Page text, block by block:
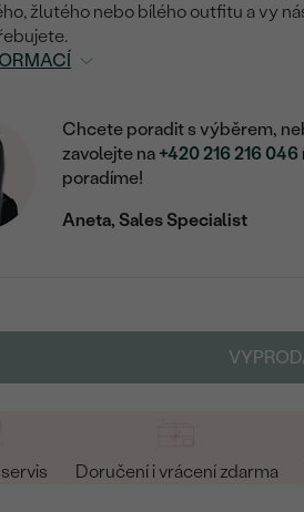
žlutého nebo bílého outfitu a vy
Chcete poradit s výběrem,
zavolejte na +420 216 216 046
poradíme!
Aneta, Sales Specialist
Doručení i vrácení zdarma